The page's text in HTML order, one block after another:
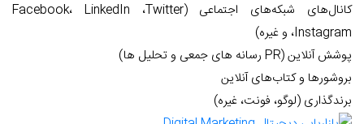
کانال‌های شبکه‌های اجتماعی (Facebook، LinkedIn ،Twitter
،Instagram و غیره)
پوشش آنلاین (PR رسانه های جمعی و تحلیل ها)
بروشورها و کتاب‌های آنلاین
برندگذاری (لوگو، فونت، غیره)